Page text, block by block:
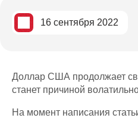
16 сентября 2022
Доллар США продолжает
станет причиной
На момент написания